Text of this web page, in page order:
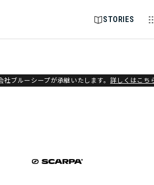
STORIES
ブルーシープが承継いたします。 詳しくはこち